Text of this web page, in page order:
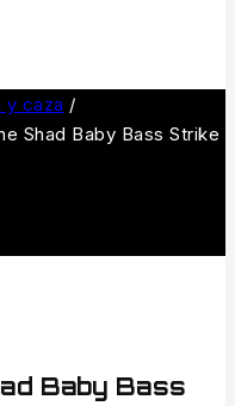
y caza /
Shad Baby Bass Strike
Baby Bass